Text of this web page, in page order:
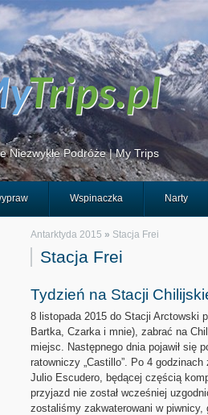
Niezwykłe Podróże | My Trips
Wspinaczka Narty
Stacja Frei
Antarktyda 2015 » Stacja Frei
Tydzień na Stacji
8 listopada 2015 do Stacji Arctowski
Bartka, Czarka i mnie), zabrać na
miejsc. Następnego dnia pojawił się
ratowniczy „Castillo”. Po 4
Julio Escudero, będącej częścią
przyjazd nie został wcześniej
zostaliśmy zakwaterowani w piwnicy,